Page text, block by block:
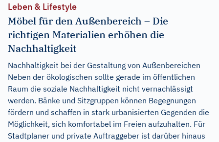
Leben & Lifestyle
Möbel für den Außenbereich – Die
richtigen Materialien erhöhen die
Nachhaltigkeit
Nachhaltigkeit bei der Gestaltung von Außenbereichen
Neben der ökologischen sollte gerade im öffentlichen
Raum die soziale Nachhaltigkeit nicht vernachlässigt
werden. Bänke und Sitzgruppen können Begegnungen
fördern und schaffen in stark urbanisierten Gegenden die
Möglichkeit, sich komfortabel im Freien aufzuhalten. Für
Stadtplaner und private Auftraggeber ist darüber hinaus